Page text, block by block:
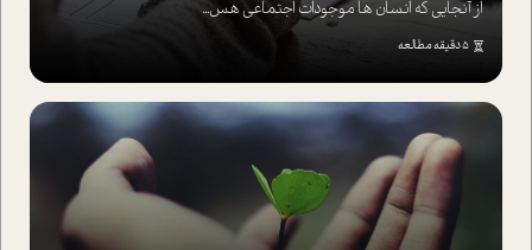
از آنجایی که انسان ها موجودات اجتماعی هس...
5 دقیقه مطالعه